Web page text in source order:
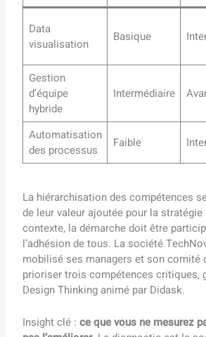
Data
visualisation
Basique
Gestion
d’équipe
hybride
Intermédiaire
Automatisation
des processus
Faible
La hiérarchisation des compétences
de leur valeur ajoutée pour la
contexte, la démarche doit être
l’adhésion de tous. La société
mobilisé ses managers et son comité
prioriser trois compétences critiques,
Design Thinking animé par Didask.
Insight clé :ce que vous ne mesurez